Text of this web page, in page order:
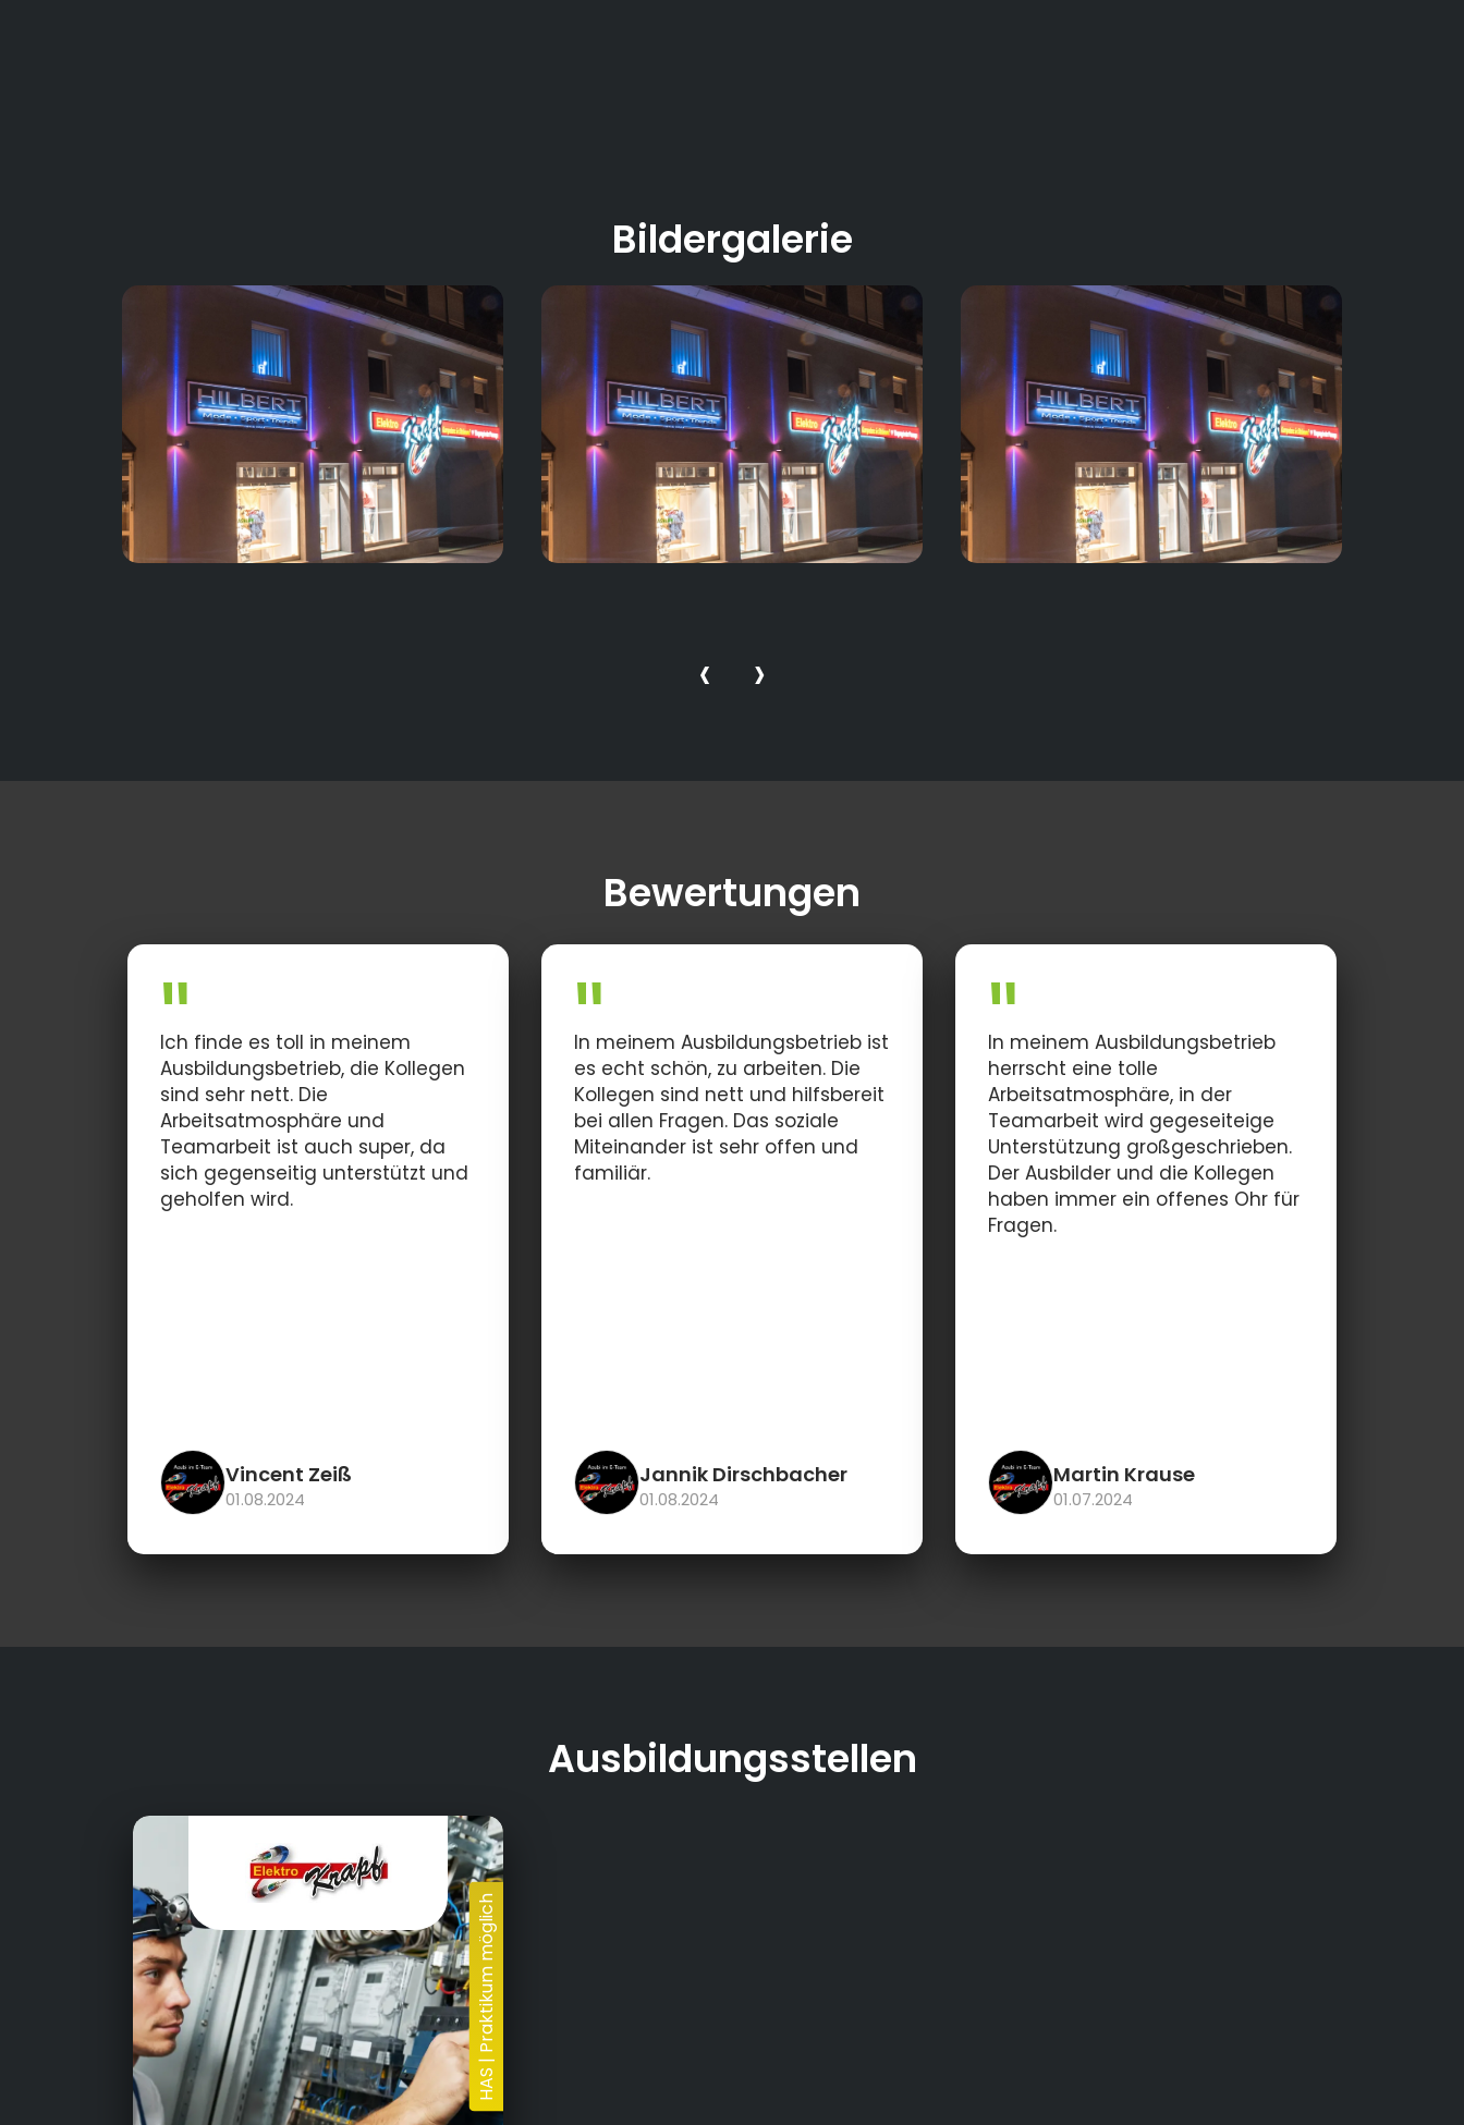
Bildergalerie
‹ ›
Bewertungen
Ich finde es toll in meinem
Ausbildungsbetrieb, die Kollegen
sind sehr nett. Die
Arbeitsatmosphäre und
Teamarbeit ist auch super, da
sich gegenseitig unterstützt und
geholfen wird.
Vincent Zeiß
01.08.2024
In meinem Ausbildungsbetrieb ist
es echt schön, zu arbeiten. Die
Kollegen sind nett und hilfsbereit
bei allen Fragen. Das soziale
Miteinander ist sehr offen und
familiär.
Jannik Dirschbacher
01.08.2024
In meinem Ausbildungsbetrieb
herrscht eine tolle
Arbeitsatmosphäre, in der
Teamarbeit wird gegeseiteige
Unterstützung großgeschrieben.
Der Ausbilder und die Kollegen
haben immer ein offenes Ohr für
Fragen.
Martin Krause
01.07.2024
Ausbildungsstellen
Zeiler Str. 3, 97437 Haßfurt